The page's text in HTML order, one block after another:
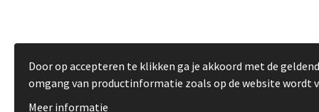
Door op accepteren te klikken ga je akkoord met de
omgang van productinformatie zoals op de website wordt
Meer informatie